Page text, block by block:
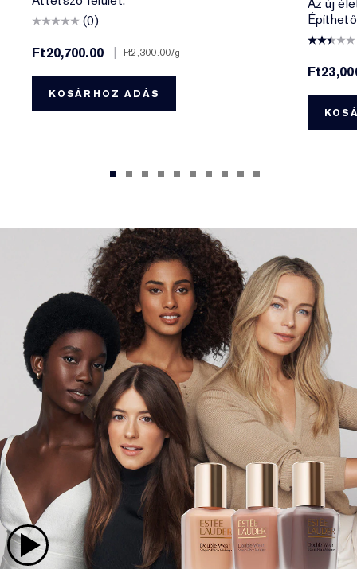
(0)
Ft20,700.00
| Ft2,300.00/g
KOSÁRHOZ ADÁS